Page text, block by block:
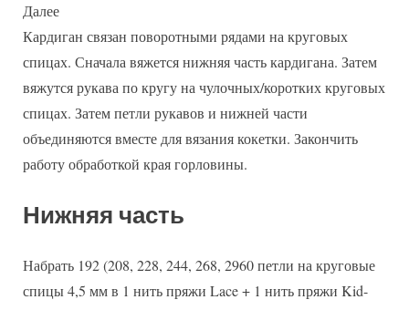
Далее
Кардиган связан поворотными рядами на круговых
спицах. Сначала вяжется нижняя часть кардигана. Затем
вяжутся рукава по кругу на чулочных/коротких круговых
спицах. Затем петли рукавов и нижней части
объединяются вместе для вязания кокетки. Закончить
работу обработкой края горловины.
Нижняя часть
Набрать 192 (208, 228, 244, 268, 2960 петли на круговые
спицы 4,5 мм в 1 нить пряжи Lace + 1 нить пряжи Kid-